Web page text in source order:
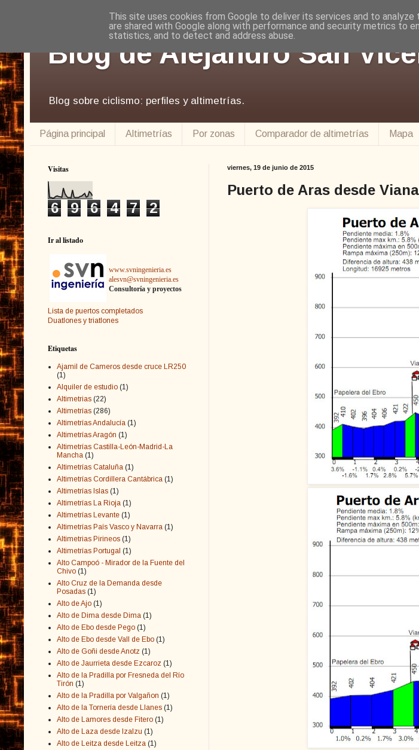
Blog de Alejandro San
Blog sobre ciclismo: perfiles y altimetrías.
Página principal Altimetrías Por zonas Comparador de altimetrías Mapa
viernes, 19 de junio de 2015
Puerto de Aras desde Viana
Visitas
6 9 6 4 7 2
Ir al listado
www.svningenieria.es
alesvn@svningenieria.es
Consultoría y proyectos
Lista de puertos completados
Duatlones y triatlones
Etiquetas
Ajamil de Cameros desde cruce LR250
(1)
Alquiler de estudio (1)
Altimetrias (22)
Altimetrías (286)
Altimetrías Andalucía (1)
Altimetrías Aragón (1)
Altimetrías Castilla-León-Madrid-La
Mancha (1)
Altimetrías Cataluña (1)
Altimetrías Cordillera Cantábrica (1)
Altimetrías Islas (1)
Altimetrías La Rioja (1)
Altimetrías Levante (1)
Altimetrías País Vasco y Navarra (1)
Altimetrias Pirineos (1)
Altimetrías Portugal (1)
Alto Campoó - Mirador de la Fuente del
Chivo (1)
Alto Cruz de la Demanda desde
Posadas (1)
Alto de Ajo (1)
Alto de Dima desde Dima (1)
Alto de Ebo desde Pego (1)
Alto de Ebo desde Vall de Ebo (1)
Alto de Goñi desde Anotz (1)
Alto de Jaurrieta desde Ezcaroz (1)
Alto de la Pradilla por Fresneda del Río
Tirón (1)
Alto de la Pradilla por Valgañon (1)
Alto de la Tornería desde Llanes (1)
Alto de Lamores desde Fitero (1)
Alto de Laza desde Izalzu (1)
Alto de Leitza desde Leitza (1)
This site uses cookies from Google to deliver its services and to analyze
are shared with Google along with performance and security metrics to
statistics, and to detect and address abuse.